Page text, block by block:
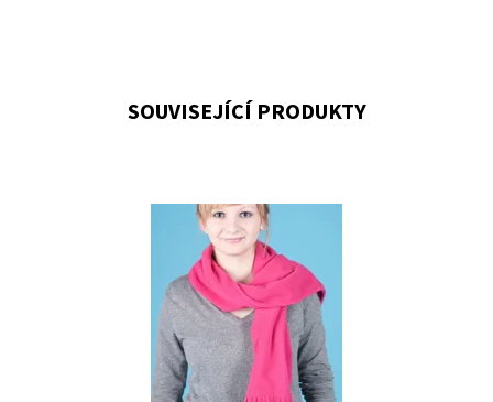
SOUVISEJÍCÍ PRODUKTY
Skladem 1
UL49A604PH
FADED GLORY